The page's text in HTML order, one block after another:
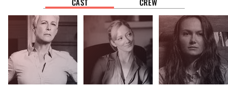
Gefängnis
Vereinigte Staaten von Amerika
Vereinigte Staaten von Amerika (USA)
Zielgruppe